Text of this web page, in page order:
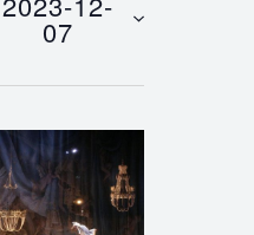
et
navigation
de
vues
Évènements
de
07